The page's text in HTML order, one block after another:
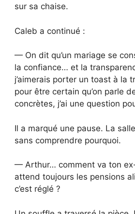
sur sa chaise.
Caleb a continué :
— On dit qu’un mariage se
la confiance… et la
j’aimerais porter un toast à la
pour être certain qu’on parle
concrètes, j’ai une question
Il a marqué une pause. La
sans comprendre pourquoi.
— Arthur… comment va ton
attend toujours les pensions
c’est réglé ?